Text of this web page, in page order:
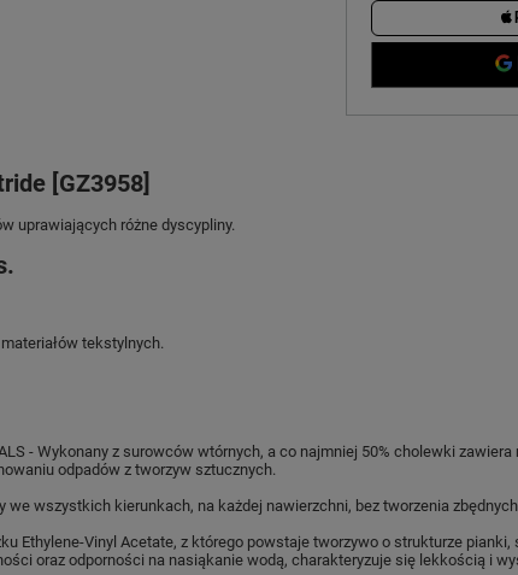
[GZ3958]
uprawiających różne dyscypliny.
tekstylnych.
- Wykonany z surowców wtórnych, a co najmniej 50% cholewki
odpadów z tworzyw sztucznych.
wszystkich kierunkach, na każdej nawierzchni, bez tworzenia
Ethylene-Vinyl Acetate, z którego powstaje tworzywo o strukturze
oraz odporności na nasiąkanie wodą, charakteryzuje się lekkością i